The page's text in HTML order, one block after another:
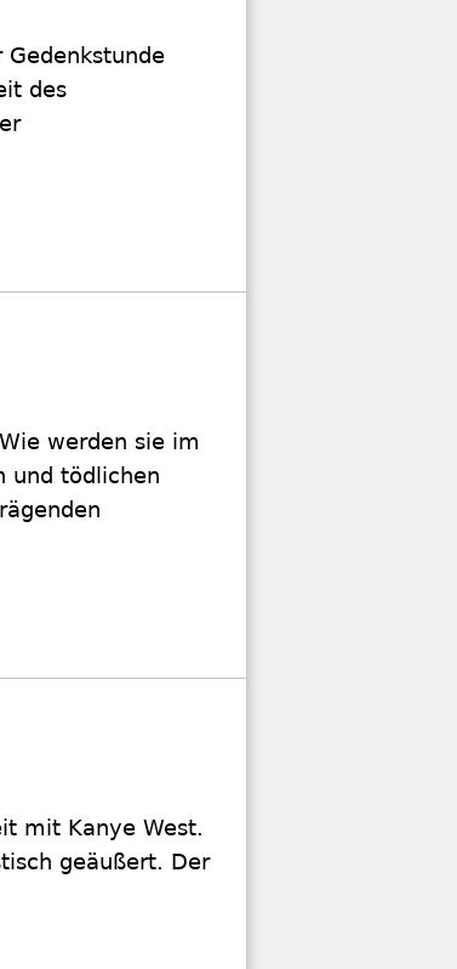
Gedenkstunde
des
werden sie im
und tödlichen
hatte sich in
der Juden in